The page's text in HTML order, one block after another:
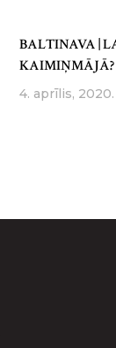
BALTINAVA |
KAIMIŅMĀJĀ?
4. aprīlis, 2020.